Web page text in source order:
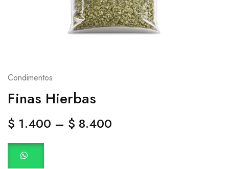
Condimentos
Finas Hierbas
$ 1.400 – $ 8.400